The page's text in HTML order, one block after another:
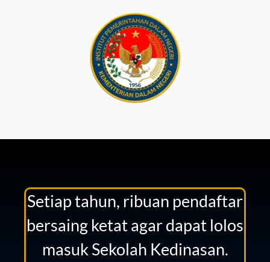
Setiap tahun, ribuan pendaftar
bersaing ketat agar dapat lolos
masuk Sekolah Kedinasan.